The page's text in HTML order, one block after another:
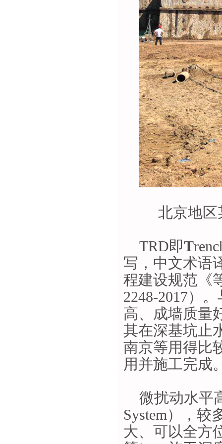
北京地区
TRD即T
写，中文术语
程建设规范《
2248-2017）
高、成墙质量
其在深基坑止
南京等用得比
用并施工完成
微扰动水平
System），较
大、可以全方